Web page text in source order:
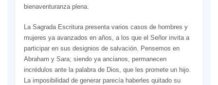
bienaventuranza plena.
La Sagrada Escritura presenta varios casos de hombres y
mujeres ya avanzados en años, a los que el Señor invita a
participar en sus designios de salvación. Pensemos en
Abraham y Sara; siendo ya ancianos, permanecen
incrédulos ante la palabra de Dios, que les promete un hijo.
La imposibilidad de generar parecía haberles quitado su